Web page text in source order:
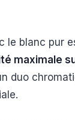
le blanc pur
maximale
duo